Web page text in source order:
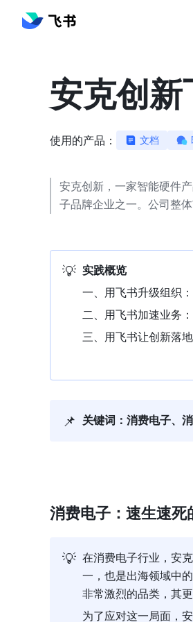
安克创
使用的产品： 文档
安克创新，一家智能硬件
子品牌企业之一。公司整
💡 实践概览
一、用飞书升级组织
二、用飞书加速业务
三、用飞书让创新落
📌 关键词：消费电子、
消费电子：速生速死
💡 在消费电子行业，安
一，也是出海领域中
非常激烈的品类，其
为了应对这一局面，